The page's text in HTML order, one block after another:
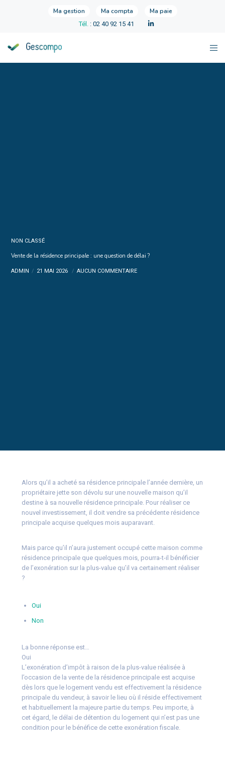
Ma gestion Ma compta Ma paie
Tél. : 02 40 92 15 41
NON CLASSÉ
Vente de la résidence principale : une question de délai ?
ADMIN 21 MAI 2026 AUCUN COMMENTAIRE
Alors qu’il a acheté sa résidence principale l’année dernière, un
propriétaire jette son dévolu sur une nouvelle maison qu’il
destine à sa nouvelle résidence principale. Pour réaliser ce
nouvel investissement, il doit vendre sa précédente résidence
principale acquise quelques mois auparavant.
Mais parce qu’il n’aura justement occupé cette maison comme
résidence principale que quelques mois, pourra-t-il bénéficier
de l’exonération sur la plus-value qu’il va certainement réaliser
?
Oui
Non
La bonne réponse est…
Oui
L’exonération d’impôt à raison de la plus-value réalisée à
l’occasion de la vente de la résidence principale est acquise
dès lors que le logement vendu est effectivement la résidence
principale du vendeur, à savoir le lieu où il réside effectivement
et habituellement la majeure partie du temps. Peu importe, à
cet égard, le délai de détention du logement qui n’est pas une
condition pour le bénéfice de cette exonération fiscale.